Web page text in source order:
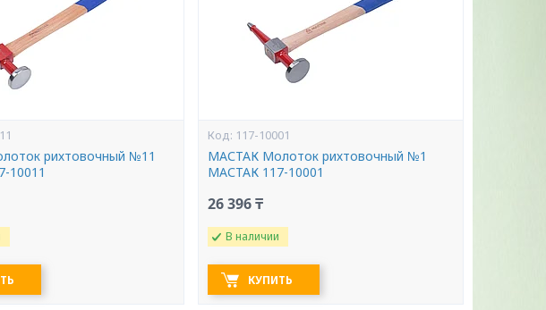
рихтовочный №11
10011
117-10001
МАСТАК Молоток рихтовочный №1
МАСТАК 117-10001
26 396 ₸
В наличии
КУПИТЬ